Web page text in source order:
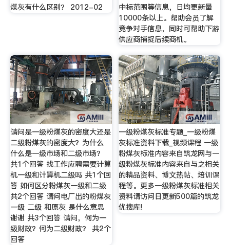
煤灰有什么区别？ 2012-02
中标范围等信息，日均更新量
10000条以上。帮助会员了解
竞争对手信息，同时可帮助下游
供应商捕捉后续商机。
请问是一级粉煤灰的密度大还是
二级粉煤灰的密度大？为什么
什么是一级市场和二级市场？
共1个回答 找工作应聘需要计算
机一级和计算机二级吗 共1个回
答 如何区分粉煤灰一级和二级
共2个回答 请问电厂出的粉煤灰
一级 二级 和原灰 是什么意思
谢谢 共3个回答 请问，何为一
级财政？何为二级财政？ 共2个
回答
一级粉煤灰标准专题_一级粉煤
灰标准资料下载_视频课程 一级
粉煤灰标准内容来自筑龙网与一
级粉煤灰标准内容来自与之相关
的精品资料、博文热帖、培训课
程等。更多一级粉煤灰标准相关
资料请访问日更新500篇的筑龙
优搜库!